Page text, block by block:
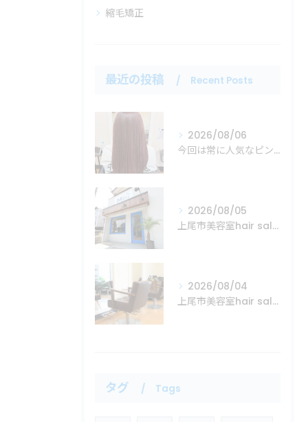
縮毛矯正
最近の投稿 Recent Posts
2026/08/06
今回は常に人気なピンクカラーの紹介！
2026/08/05
上尾市美容室hair salon Mare
2026/08/04
上尾市美容室hair salon Mare
タグ Tags